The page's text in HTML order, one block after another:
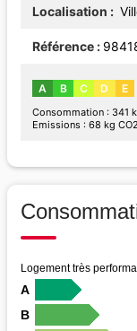
Localisation
Référence
A B C D E
Consommation : 341
Emissions : 68 kg
Logement très
A
B